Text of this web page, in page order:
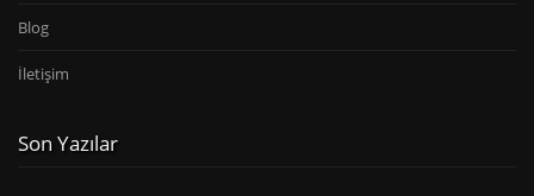
Blog
İletişim
Son Yazılar